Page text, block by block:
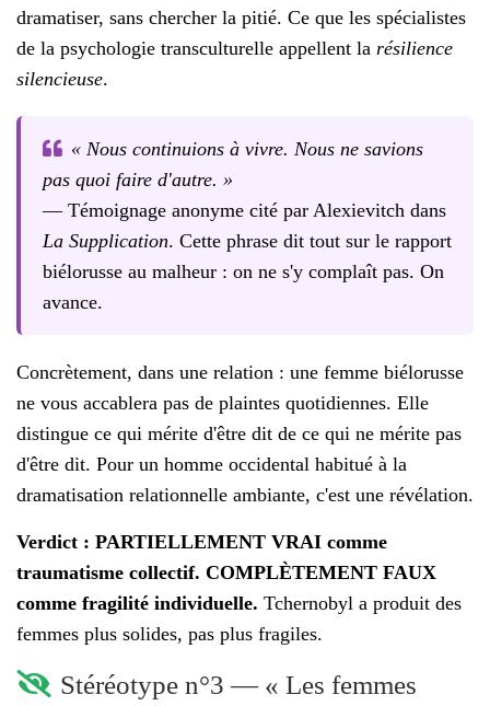
dramatiser, sans chercher la pitié. Ce que les spécialistes
de la psychologie transculturelle appellent la résilience
silencieuse.
« Nous continuions à vivre. Nous ne savions
pas quoi faire d'autre. »
— Témoignage anonyme cité par Alexievitch dans
La Supplication. Cette phrase dit tout sur le rapport
biélorusse au malheur : on ne s'y complaît pas. On
avance.
Concrètement, dans une relation : une femme biélorusse
ne vous accablera pas de plaintes quotidiennes. Elle
distingue ce qui mérite d'être dit de ce qui ne mérite pas
d'être dit. Pour un homme occidental habitué à la
dramatisation relationnelle ambiante, c'est une révélation.
Verdict : PARTIELLEMENT VRAI comme
traumatisme collectif. COMPLÈTEMENT FAUX
comme fragilité individuelle. Tchernobyl a produit des
femmes plus solides, pas plus fragiles.
Stéréotype n°3 — « Les femmes